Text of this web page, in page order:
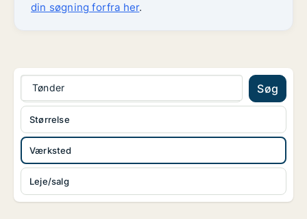
din søgning forfra her.
Tønder Søg
Værksted
Leje/salg
Størrelse